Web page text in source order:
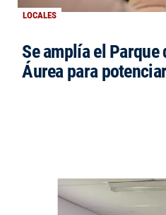
LOCALES
Se amplía el
Áurea para